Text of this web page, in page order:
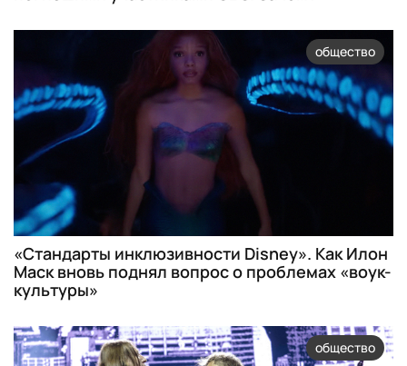
общество
«Стандарты инклюзивности Disney». Как Илон
Маск вновь поднял вопрос о проблемах «воук-
культуры»
общество